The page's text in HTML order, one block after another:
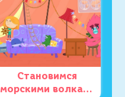
Становимся
морскими волками